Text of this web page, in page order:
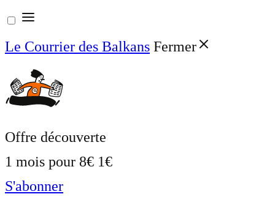
Aller
au
contenu
Le Courrier des Balkans Fermer
Offre découverte
1 mois pour 8€ 1€
S'abonner